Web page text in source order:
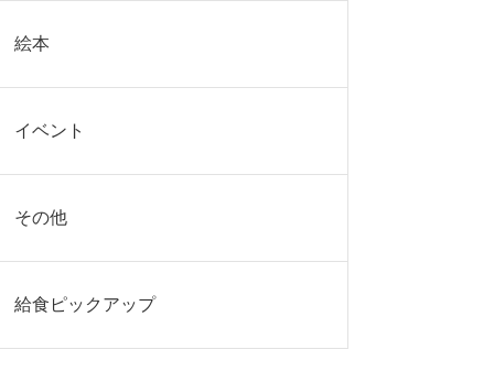
絵本
イベント
その他
給食ピックアップ